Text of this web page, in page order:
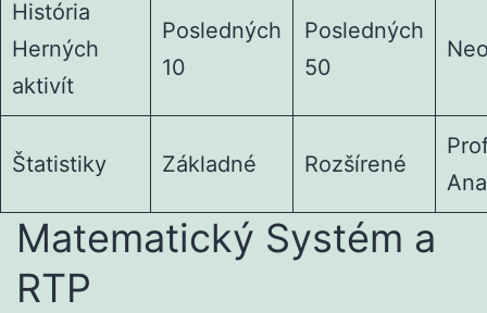
História
Herných
aktivít
Posledných
10
Posledných
50
Štatistiky Základné Rozšírené
Matematický Systém a
RTP